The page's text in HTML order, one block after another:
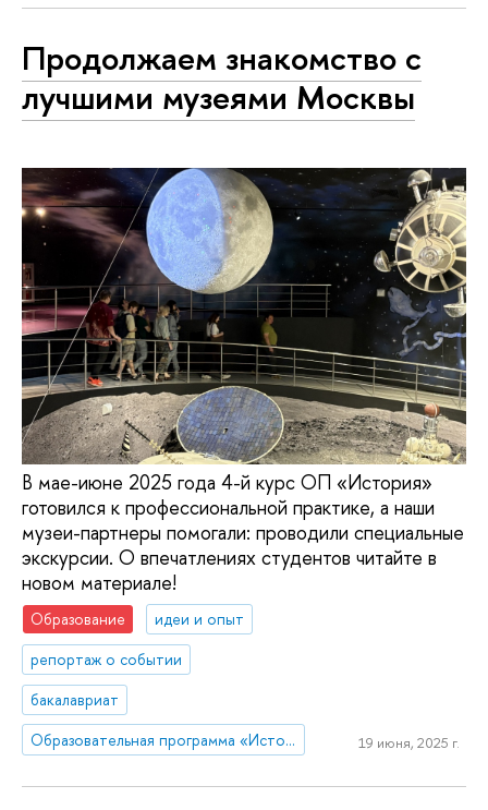
Продолжаем знакомство с
лучшими музеями Москвы
В мае-июне 2025 года 4-й курс ОП «История»
готовился к профессиональной практике, а наши
музеи-партнеры помогали: проводили специальные
экскурсии. О впечатлениях студентов читайте в
новом материале!
Образование
идеи и опыт
репортаж о событии
бакалавриат
Образовательная программа «История»
19 июня, 2025 г.